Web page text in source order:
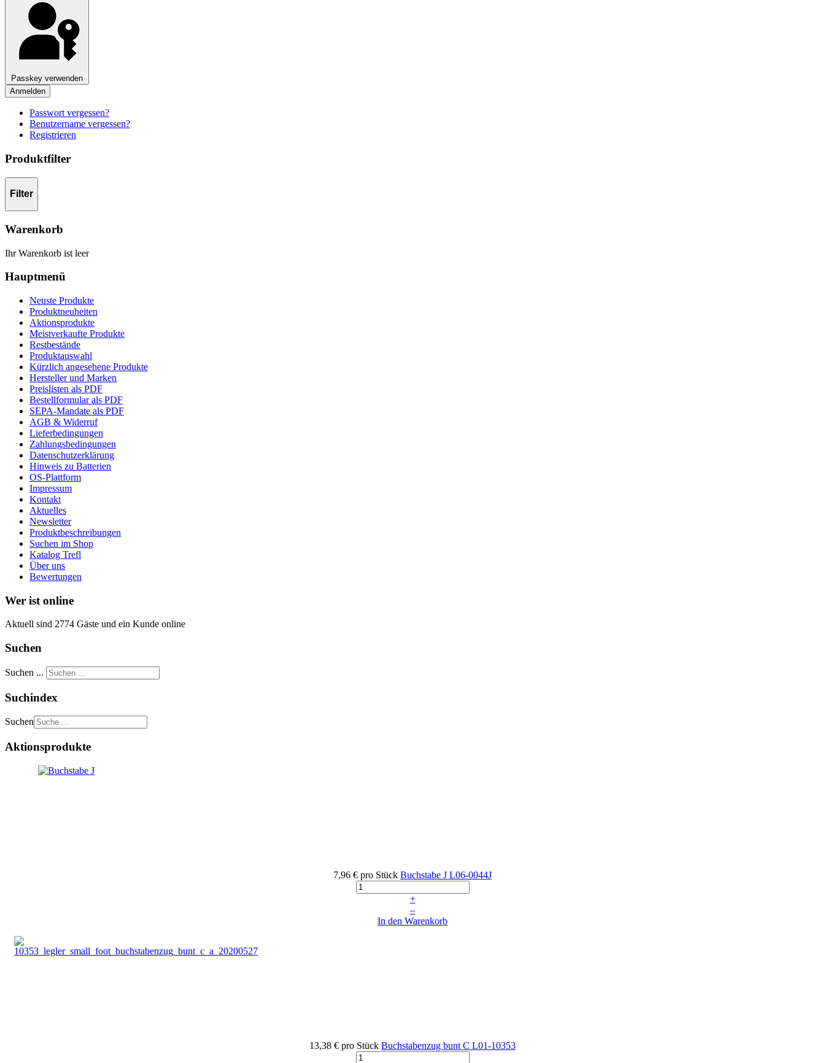
Passkey verwenden
Anmelden
Passwort vergessen?
Benutzername vergessen?
Registrieren
Produktfilter
Filter
Warenkorb
Ihr Warenkorb ist leer
Hauptmenü
Neuste Produkte
Produktneuheiten
Aktionsprodukte
Meistverkaufte Produkte
Restbestände
Produktauswahl
Kürzlich angesehene Produkte
Hersteller und Marken
Preislisten als PDF
Bestellformular als PDF
SEPA-Mandate als PDF
AGB & Widerruf
Lieferbedingungen
Zahlungsbedingungen
Datenschutzerklärung
Hinweis zu Batterien
OS-Plattform
Impressum
Kontakt
Aktuelles
Newsletter
Produktbeschreibungen
Suchen im Shop
Katalog Trefl
Über uns
Bewertungen
Wer ist online
Aktuell sind 2774 Gäste und ein Kunde online
Suchen
Suchen ...
Suchindex
Suchen
Aktionsprodukte
7,96 € pro Stück Buchstabe J L06-0044J
+
–
In den Warenkorb
13,38 € pro Stück Buchstabenzug bunt C L01-10353